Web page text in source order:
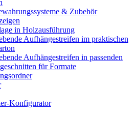
& Zubehör
in Holzausführung
Aufhängestreifen im praktischen
Aufhängestreifen in passenden
für Formate
Konfigurator